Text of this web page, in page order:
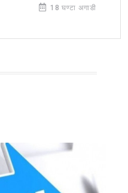
18 घण्टा अगाडी